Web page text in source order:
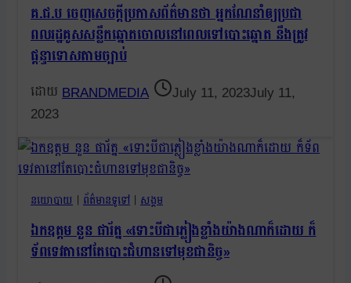
គ.ជ.ប ចេញសេចក្ដីប្រកាសព័ត៌មានថា អ្នកណែនាំឲ្យប្រជា
ពលរដ្ឋគូសសន្លឹកឆ្នោតចោលនៅពេលទៅបោះឆ្នោត នឹងត្រូវ
ផ្ដន្ទាទោសតាមច្បាប់
BRANDMEDIA July 11, 2023July 11,
2023
នយោបាយ | ព័ត៌មានទូទៅ | សង្គម
ឯកឧត្តម នួន ផារ័ត្ន «ទោះបីជាភ្លៀងខ្លាំងយ៉ាងណាក៏ដោយ ក៏
ទ័ពទេវតានៅតែបោះជំហានទៅមុខជានិច្ច»